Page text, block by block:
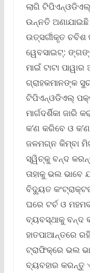
ଲାଗି ଟିପିଏନ୍‌ଓଡିଏଲ୍
ଉନ୍ନତି ଅଣାଯାଇଛି
ଉତ୍ସର୍ଗୀକୃତ
ୱେବସାଇଟ୍‌:
ମାଇଁ ଟାଟା
ଗ୍ରାହକମାନଙ୍କ
ଟିପିଏନ୍‌ଓଡିଏଲ୍
ମାର୍ଗଦର୍ଶିକା ଜାରି
କ’ଣ କରିବେ ଓ
ଜଳମଗ୍ନ କିମ୍ବା
ସ୍ୱିଚ୍‌କୁ ବନ୍ଦ
ତାହାକୁ ଭଲ ଭାବେ
ବିଦ୍ୟୁତ
ଘରେ ଟର୍ଚ ଓ
ବ୍ୟବସ୍ଥାକୁ ବନ୍ଦ
ହାତପାଆନ୍ତରେ
ଟ୍ରାଫିକ୍‌ରେ ଭଲ
ବ୍ୟବହାର କରନ୍ତୁ